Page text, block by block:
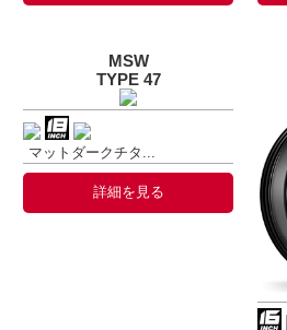
MSW
TYPE 47
マットダークチタ...
詳細を見る